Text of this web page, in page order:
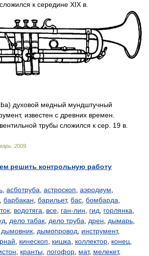
к середине XIX в.
духовой медный мундштучный
известен с древних времен.
трубы сложился к сер. 19 в.
2009
решить контрольную работу
асботруба астроскоп аэродиум
барбакан барильет, бас бомбарда
водотяга все ган-лин гид горлянка
дело табак дело труба дрен дымарь
дымовник дымопровод инструмент,
кинескоп кишка коллектор конец
кранты логофор мат, мелекет,